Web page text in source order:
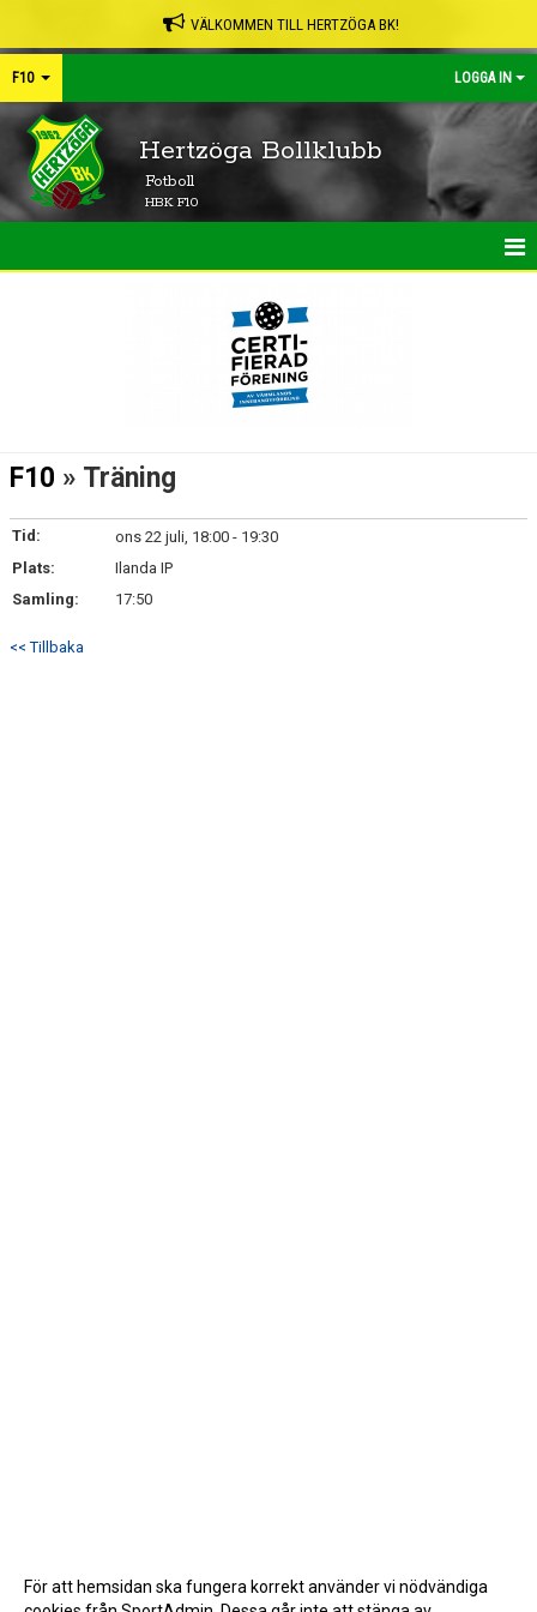
VÄLKOMMEN TILL HERTZÖGA BK!
F10 LOGGA IN
Hertzöga Bollklubb
Fotboll
HBK F10
DOKUMENT
KONTAKT
F10 » Träning
Tid:
ons 22 juli, 18:00 - 19:30
Plats:
Ilanda IP
Samling:
17:50
<< Tillbaka
För att hemsidan ska fungera korrekt använder vi nödvändiga